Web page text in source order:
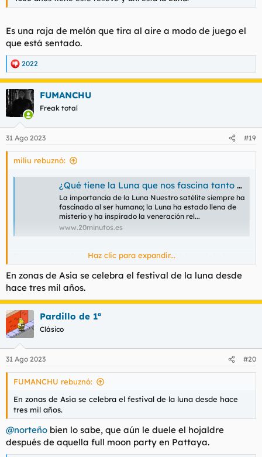
Es una raja de melón que tira al aire a modo de juego el
que está sentado.
R
e
a
c
c
e
s
2022
FUMANCHU
Freak total
31 Ago 2023 #19
miliu rebuznó:
¿Qué tiene la Luna que nos fascina tanto desde la Antigüedad hasta nuestros días?
La importancia de la Luna Nuestro satélite siempre ha
fascinado al ser humano; la Luna ha estado llena de
misterio y ha inspirado la veneración rel...
www.20minutos.es
Parece ser que los egipcios y griegos ya hablaban de la luna y
tenían deidades.
Haz clic para expandir...
En zonas de Asia se celebra el festival de la luna desde
hace tres mil años.
Pardillo de 1ª
Clásico
31 Ago 2023 #20
FUMANCHU rebuznó:
En zonas de Asia se celebra el festival de la luna desde hace
tres mil años.
@norteño bien lo sabe, que aún le duele el hojaldre
después de aquella full moon party en Pattaya.